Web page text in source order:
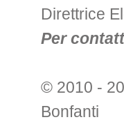
Direttrice
Per
© 2010 -
Bonfanti